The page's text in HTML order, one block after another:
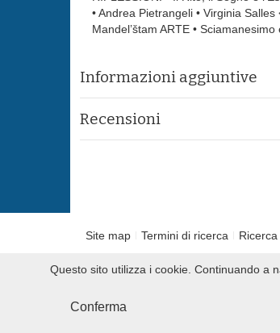
Questo sito utilizza i cookie. Continuando a
Conferma
• Andrea Pietrangeli • Virginia
Mandel’štam ARTE •
Informazioni aggiuntive
Recensioni
Site map Termini di ricerca